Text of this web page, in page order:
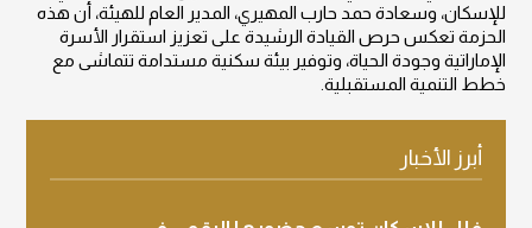
للإسكان، وسعادة حمد حارب المهيري، المدير العام للهيئة، أن هذه
الحزمة تعكس حرص القيادة الرشيدة على تعزيز استقرار الأسرة
الإماراتية وجودة الحياة، وتوفير بيئة سكنية مستدامة تتماشى مع
خطط التنمية المستقبلية.
أبرز الأخبار